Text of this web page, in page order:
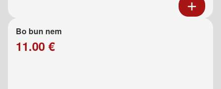
Bo bun nem
11.00 €